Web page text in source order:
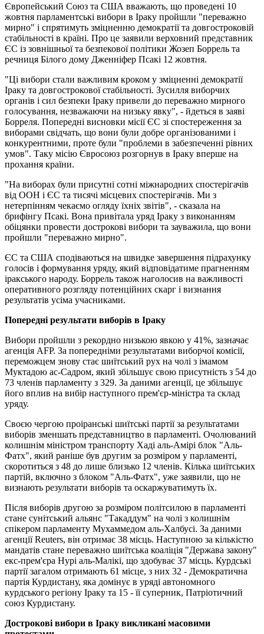
Європейський Союз та США вважають, що проведені 10
жовтня парламентські вибори в Іраку пройшли "переважно
мирно" і спрятимуть зміцненню демократії та довгостроковій
стабільності в країні. Про це заявили верховний представник
ЄС із зовнішньої та безпекової політики Жозеп Боррель та
речниця Білого дому Дженніфер Псакі 12 жовтня.
"Ці вибори стали важливим кроком у зміцненні демократії
Іраку та довгострокової стабільності. Зусилля виборчих
органів і сил безпеки Іраку привели до переважно мирного
голосування, незважаючи на низьку явку", - йдеться в заяві
Борреля. Попередні висновки місії ЄС зі спостереження за
виборами свідчать, що вони були добре організованими і
конкурентними, проте були "проблеми в забезпеченні рівних
умов". Таку місію Євросоюз розгорнув в Іраку вперше на
прохання країни.
"На виборах були присутні сотні міжнародних спостерігачів
від ООН і ЄС та тисячі місцевих спостерігачів. Ми з
нетерпінням чекаємо огляду їхніх звітів", - сказала на
брифінгу Псакі. Вона привітала уряд Іраку з виконанням
обіцянки провести дострокові вибори та зауважила, що вони
пройшли "переважно мирно".
ЄС та США сподіваються на швидке завершення підрахунку
голосів і формування уряду, який відповідатиме прагненням
іракського народу. Боррель також наголосив на важливості
оперативного розгляду потенційних скарг і визнання
результатів усіма учасниками.
Попередні результати виборів в Іраку
Вибори пройшли з рекордно низькою явкою у 41%, зазначає
агенція AFP. За попередніми результатами виборчої комісії,
переможцем знову стає шиїтський рух на чолі з імамом
Муктадою ас-Садром, який збільшує свою присутність з 54 до
73 членів парламенту з 329. За даними агенції, це збільшує
його вплив на вибір наступного прем'єр-міністра та склад
уряду.
Своєю чергою проіранські шиїтські партії за результатами
виборів зменшать представництво в парламенті. Очолюваний
колишнім міністром транспорту Хаді аль-Амірі блок "Аль-
Фатх", який раніше був другим за розміром у парламенті,
скоротиться з 48 до лише близько 12 членів. Кілька шиїтських
партій, включно з блоком "Аль-Фатх", уже заявили, що не
визнають результати виборів та оскаржуватимуть їх.
Після виборів другою за розміром політсилою в парламенті
стане сунітський альянс "Такаддум" на чолі з колишнім
спікером парламенту Мухаммедом аль-Халбусі. За даними
агенції Reuters, він отримає 38 місць. Наступною за кількістю
мандатів стане переважно шиїтська коаліція "Держава закону"
екс-прем'єра Нурі аль-Малікі, що здобуває 37 місць. Курдські
партії загалом отримають 61 місце, з них 32 - Демократична
партія Курдистану, яка домінує в уряді автономного
курдського регіону Іраку та 15 - її суперник, Патріотичний
союз Курдистану.
Дострокові вибори в Іраку викликані масовими